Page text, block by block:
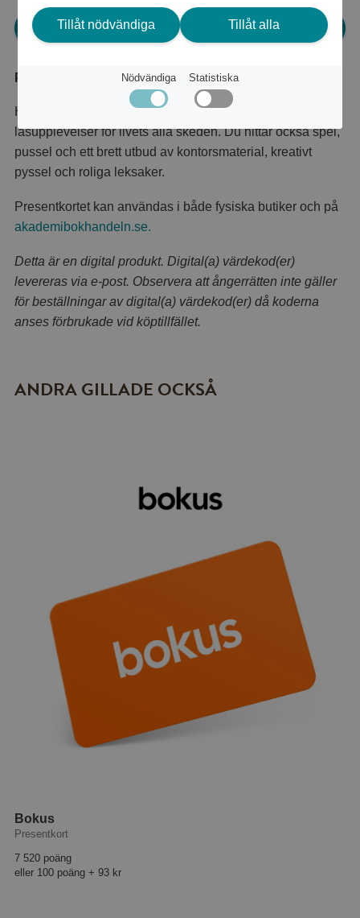
Logga in för att kunna handla
Produktbeskrivning
Hos Akademibokhandeln hittar du inspirerande
läsupplevelser för livets alla skeden. Du hittar också spel,
pussel och ett brett utbud av kontorsmaterial, kreativt
pyssel och roliga leksaker.
Presentkortet kan användas i både fysiska butiker och på
akademibokhandeln.se.
Detta är en digital produkt. Digital(a) värdekod(er)
levereras via e-post. Observera att ångerrätten inte gäller
för beställningar av digital(a) värdekod(er) då koderna
anses förbrukade vid köptillfället.
ANDRA GILLADE OCKSÅ
Bokus
Presentkort
7 520 poäng
eller 100 poäng +93 kr
Tillåt nödvändiga Tillåt alla
Nödvändiga Statistiska